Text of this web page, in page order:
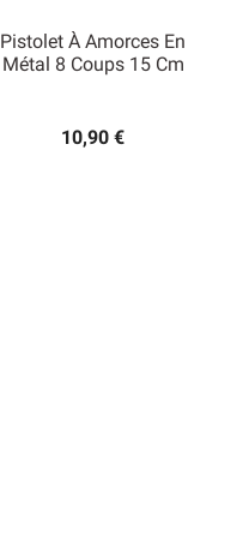
Pistolet À Amorces En
Métal 8 Coups 15 Cm
10,90 €